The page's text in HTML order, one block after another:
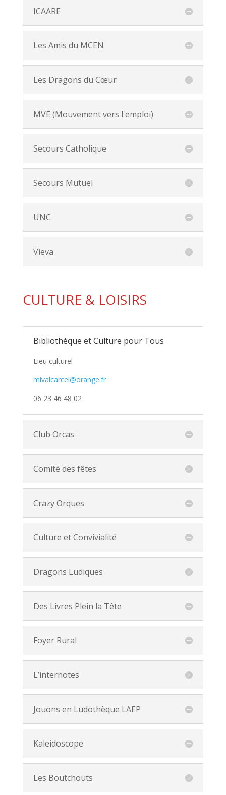
ICAARE
Les Amis du MCEN
Les Dragons du Cœur
MVE (Mouvement vers l'emploi)
Secours Catholique
Secours Mutuel
UNC
Vieva
CULTURE & LOISIRS
Bibliothèque et Culture pour Tous
Lieu culturel
mivalcarcel@orange.fr
06 23 46 48 02
Club Orcas
Comité des fêtes
Crazy Orques
Culture et Convivialité
Dragons Ludiques
Des Livres Plein la Tête
Foyer Rural
L’internotes
Jouons en Ludothèque LAEP
Kaleidoscope
Les Boutchouts